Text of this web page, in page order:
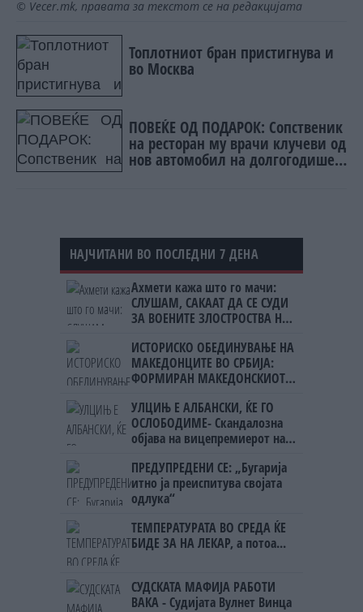
© Vecer.mk, правата за текстот се на редакцијата
Топлотниот бран пристигнува и
во Москва
ПОВЕЌЕ ОД ПОДАРОК: Сопственик
на ресторан му врачи клучеви од
нов автомобил на долгогодишен
НАЈЧИТАНИ ВО ПОСЛЕДНИ 7 ДЕНА
Ахмети кажа што го мачи:
СЛУШАМ, САКААТ ДА СЕ СУДИ
ЗА ВОЕНИТЕ ЗЛОСТРОСТВА НА
ИСТОРИСКО ОБЕДИНУВАЊЕ НА
МАКЕДОНЦИТЕ ВО СРБИЈА:
ФОРМИРАН МАКЕДОНСКИОТ
УЛЦИЊ Е АЛБАНСКИ, ЌЕ ГО
ОСЛОБОДИМЕ- Скандалозна
објава на вицепремиерот на
ПРЕДУПРЕДЕНИ СЕ: „Бугарија
итно ја преиспитува својата
одлука“
ТЕМПЕРАТУРАТА ВО СРЕДА ЌЕ
БИДЕ ЗА НА ЛЕКАР, а потоа...
СУДСКАТА МАФИЈА РАБОТИ
ВАКА - Судијата Вулнет Винца